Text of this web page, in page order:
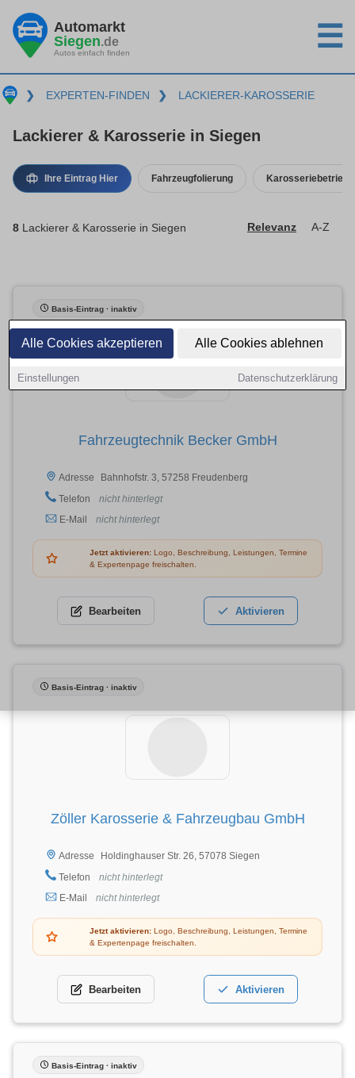
Alle Cookies akzeptieren Alle Cookies ablehnen
Einstellungen Datenschutzerklärung
Automarkt
Siegen.de
Autos einfach finden ☰
❯ EXPERTEN-FINDEN ❯ LACKIERER-KAROSSERIE
Lackierer & Karosserie in Siegen
Ihre Eintrag Hier Fahrzeugfolierung Karosseriebetrieb
8 Lackierer & Karosserie in Siegen Relevanz A-Z
Basis-Eintrag · inaktiv
Fahrzeugtechnik Becker GmbH
Adresse
Bahnhofstr. 3, 57258 Freudenberg
Telefon
nicht hinterlegt
E-Mail
nicht hinterlegt
Jetzt aktivieren: Logo, Beschreibung, Leistungen, Termine
& Expertenpage freischalten.
Bearbeiten Aktivieren
Basis-Eintrag · inaktiv
Zöller Karosserie & Fahrzeugbau GmbH
Adresse
Holdinghauser Str. 26, 57078 Siegen
Telefon
nicht hinterlegt
E-Mail
nicht hinterlegt
Jetzt aktivieren: Logo, Beschreibung, Leistungen, Termine
& Expertenpage freischalten.
Bearbeiten Aktivieren
Basis-Eintrag · inaktiv